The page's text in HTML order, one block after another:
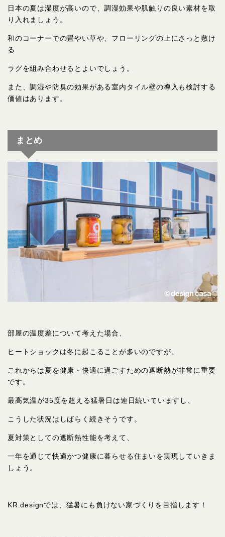
日本の夏は湿度が高いので、調湿効果や肌触りの良い素材を取
り入れましょう。
和のコーナーでの畳やい草や、フローリングの上にさっと敷け
る
ラグを組み合わせるとよいでしょう。
また、調湿や防臭の効果がある室内タイル壁の導入も検討する
価値はあります。
まとめ
部屋の温度差について考えた場合、
ヒートショックは冬に起こることが多いのですが、
これからは夏を健康・快適に過ごすための遮断熱が非常に重要
です。
最高気温が35度を超える猛暑日は連日続いていますし、
こうした状況はしばらく続きそうです。
夏対策としての遮断熱性能を考えて、
一年を通じて快適かつ健康に暮らせる住まいを実現していきま
しょう。
KR.designでは、猛暑にも負けない家づくりを目指します！